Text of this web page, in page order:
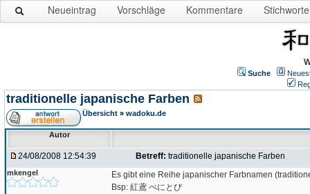
Neueintrag Vorschläge Kommentare Stichworte
Suche
traditionelle japanische Farben
Übersicht » wadoku.de
Autor
24/08/2008 12:54:39 Betreff: traditionelle japanische Farben
mkengel
Es gibt eine Reihe japanischer Farbnamen
Bsp: 紅鳶 べにとび